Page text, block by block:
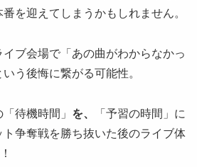
を迎えてしまうかもしれません。
ブ会場で「あの曲がわからなかっ
う後悔に繋がる可能性。
待機時間」 を、
「予習の時間」に
争奪戦を勝ち抜いた後のライブ体